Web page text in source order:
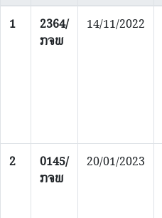
1
2364/
ກຈພ
14/11/2022
2
0145/
ກຈພ
20/01/2023